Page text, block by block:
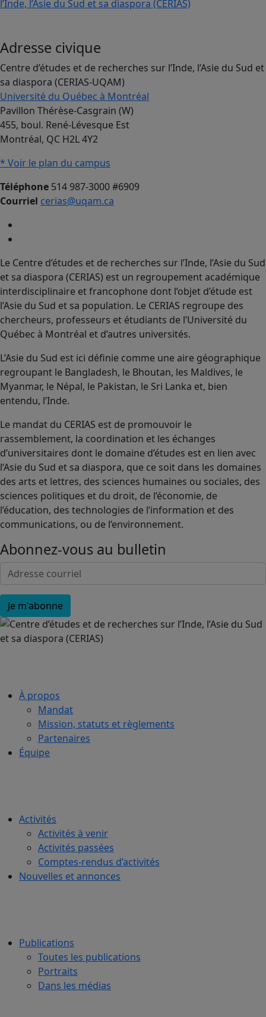
Adresse civique
Centre d’études et de recherches sur l’Inde, l’Asie du Sud et
sa diaspora (CERIAS-UQAM)
Université du Québec à Montréal
Pavillon Thérèse-Casgrain (W)
455, boul. René-Lévesque Est
Montréal, QC H2L 4Y2
* Voir le plan du campus
Téléphone 514 987-3000 #6909
Courriel cerias@uqam.ca
Le Centre d’études et de recherches sur l’Inde, l’Asie du Sud
et sa diaspora (CERIAS) est un regroupement académique
interdisciplinaire et francophone dont l’objet d’étude est
l’Asie du Sud et sa population. Le CERIAS regroupe des
chercheurs, professeurs et étudiants de l’Université du
Québec à Montréal et d’autres universités.
L’Asie du Sud est ici définie comme une aire géographique
regroupant le Bangladesh, le Bhoutan, les Maldives, le
Myanmar, le Népal, le Pakistan, le Sri Lanka et, bien
entendu, l’Inde.
Le mandat du CERIAS est de promouvoir le
rassemblement, la coordination et les échanges
d’universitaires dont le domaine d’études est en lien avec
l’Asie du Sud et sa diaspora, que ce soit dans les domaines
des arts et lettres, des sciences humaines ou sociales, des
sciences politiques et du droit, de l’économie, de
l’éducation, des technologies de l’information et des
communications, ou de l’environnement.
Abonnez-vous au bulletin
À propos
Mandat
Mission, statuts et règlements
Partenaires
Équipe
Activités
Activités à venir
Activités passées
Comptes-rendus d’activités
Nouvelles et annonces
Publications
Toutes les publications
Portraits
Dans les médias